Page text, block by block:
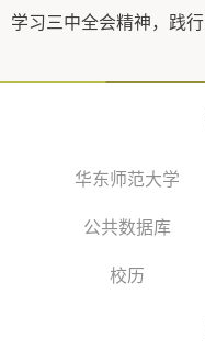
华东师范大学
公共数据库
校历